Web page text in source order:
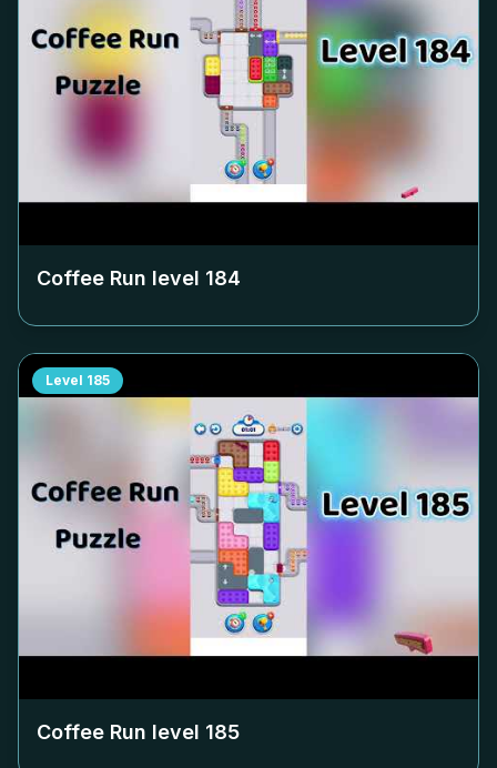
Coffee Run level 184
Level 185
Coffee Run level 185